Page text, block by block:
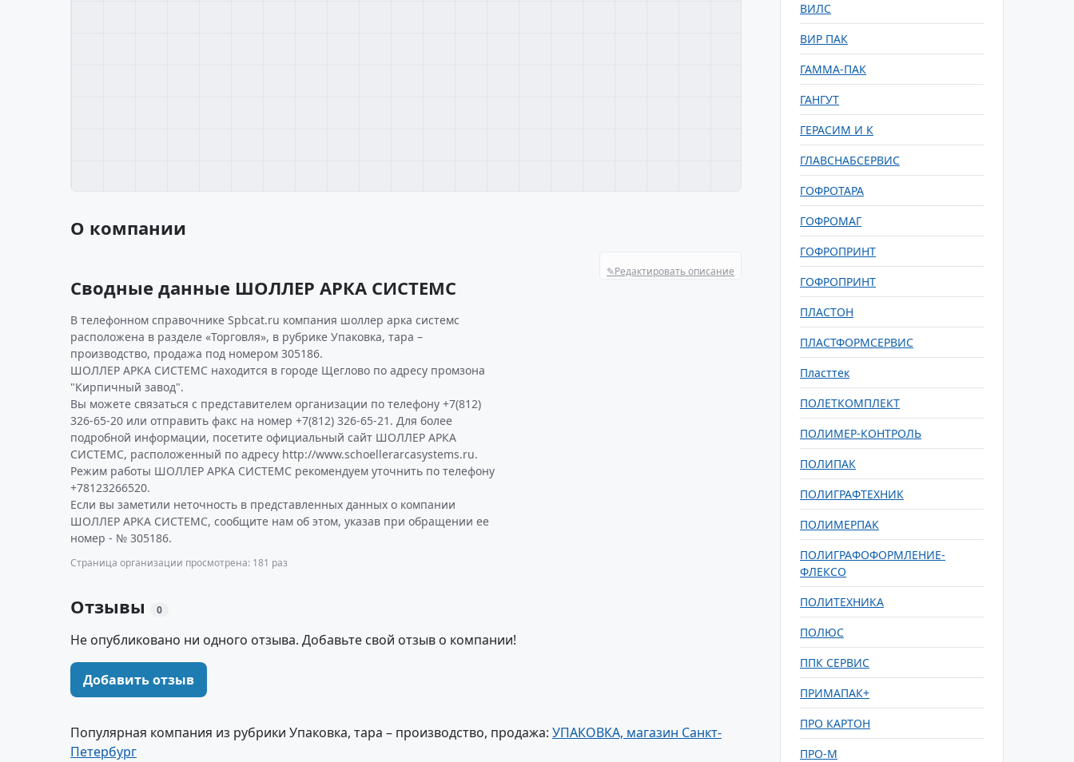
О компании
✎Редактировать описание
Сводные данные ШОЛЛЕР АРКА СИСТЕМС
В телефонном справочнике Spbcat.ru компания шоллер арка системс
расположена в разделе «Торговля», в рубрике Упаковка, тара –
производство, продажа под номером 305186.
ШОЛЛЕР АРКА СИСТЕМС находится в городе Щеглово по адресу промзона
"Кирпичный завод".
Вы можете связаться с представителем организации по телефону +7(812)
326-65-20 или отправить факс на номер +7(812) 326-65-21. Для более
подробной информации, посетите официальный сайт ШОЛЛЕР АРКА
СИСТЕМС, расположенный по адресу http://www.schoellerarcasystems.ru.
Режим работы ШОЛЛЕР АРКА СИСТЕМС рекомендуем уточнить по телефону
+78123266520.
Если вы заметили неточность в представленных данных о компании
ШОЛЛЕР АРКА СИСТЕМС, сообщите нам об этом, указав при обращении ее
номер - № 305186.
Страница организации просмотрена: 181 раз
Отзывы 0
Не опубликовано ни одного отзыва. Добавьте свой отзыв о компании!
Добавить отзыв
Популярная компания из рубрики Упаковка, тара – производство, продажа: УПАКОВКА, магазин Санкт-
Петербург
ВИЛС
ВИР ПАК
ГАММА-ПАК
ГАНГУТ
ГЕРАСИМ И К
ГЛАВСНАБСЕРВИС
ГОФРОТАРА
ГОФРОМАГ
ГОФРОПРИНТ
ГОФРОПРИНТ
ПЛАСТОН
ПЛАСТФОРМСЕРВИС
Пласттек
ПОЛЕТКОМПЛЕКТ
ПОЛИМЕР-КОНТРОЛЬ
ПОЛИПАК
ПОЛИГРАФТЕХНИК
ПОЛИМЕРПАК
ПОЛИГРАФОФОРМЛЕНИЕ-
ФЛЕКСО
ПОЛИТЕХНИКА
ПОЛЮС
ППК СЕРВИС
ПРИМАПАК+
ПРО КАРТОН
ПРО-М